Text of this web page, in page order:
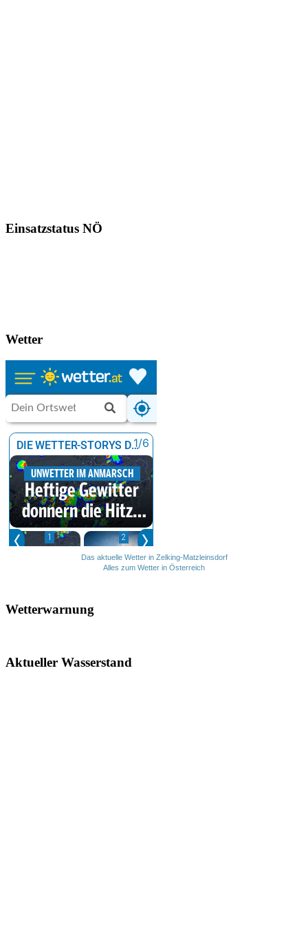
Einsatzstatus NÖ
Wetter
Das aktuelle Wetter in Zelking-Matzleinsdorf
Alles zum Wetter in Österreich
Wetterwarnung
Aktueller Wasserstand